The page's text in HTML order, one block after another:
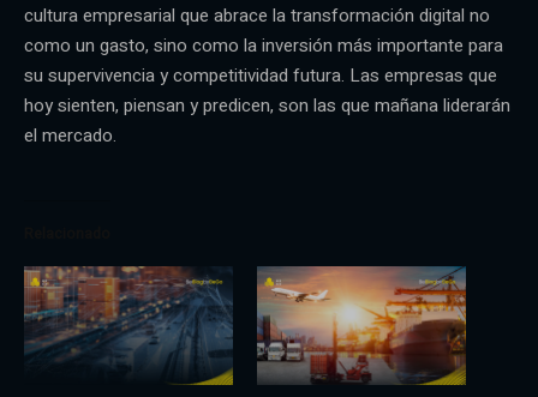
cultura empresarial que abrace la transformación digital no
como un gasto, sino como la inversión más importante para
su supervivencia y competitividad futura. Las empresas que
hoy sienten, piensan y predicen, son las que mañana liderarán
el mercado.